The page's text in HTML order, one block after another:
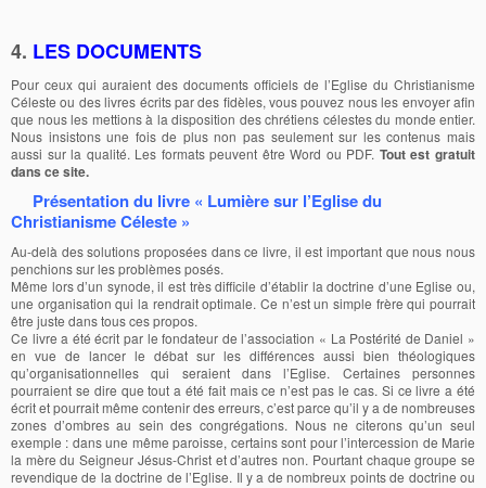
4. LES DOCUMENTS
Pour ceux qui auraient des documents officiels de l’Eglise du Christianisme
Céleste ou des livres écrits par des fidèles, vous pouvez nous les envoyer afin
que nous les mettions à la disposition des chrétiens célestes du monde entier.
Nous insistons une fois de plus non pas seulement sur les contenus mais
aussi sur la qualité. Les formats peuvent être Word ou PDF. Tout est gratuit
dans ce site.
Présentation du livre « Lumière sur l’Eglise du
Christianisme Céleste »
Au-delà des solutions proposées dans ce livre, il est important que nous nous
penchions sur les problèmes posés.
Même lors d’un synode, il est très difficile d’établir la doctrine d’une Eglise ou,
une organisation qui la rendrait optimale. Ce n’est un simple frère qui pourrait
être juste dans tous ces propos.
Ce livre a été écrit par le fondateur de l’association « La Postérité de Daniel »
en vue de lancer le débat sur les différences aussi bien théologiques
qu’organisationnelles qui seraient dans l’Eglise. Certaines personnes
pourraient se dire que tout a été fait mais ce n’est pas le cas. Si ce livre a été
écrit et pourrait même contenir des erreurs, c’est parce qu’il y a de nombreuses
zones d’ombres au sein des congrégations. Nous ne citerons qu’un seul
exemple : dans une même paroisse, certains sont pour l’intercession de Marie
la mère du Seigneur Jésus-Christ et d’autres non. Pourtant chaque groupe se
revendique de la doctrine de l’Eglise. Il y a de nombreux points de doctrine ou